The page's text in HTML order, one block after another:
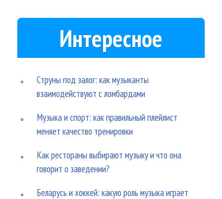
Интересное
Струны под залог: как музыканты
взаимодействуют с ломбардами
Музыка и спорт: как правильный плейлист
меняет качество тренировки
Как рестораны выбирают музыку и что она
говорит о заведении?
Беларусь и хоккей: какую роль музыка играет